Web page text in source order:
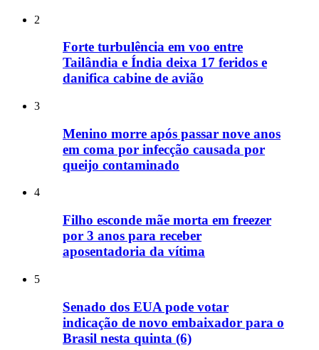
2
Forte turbulência em voo entre
Tailândia e Índia deixa 17 feridos e
danifica cabine de avião
3
Menino morre após passar nove anos
em coma por infecção causada por
queijo contaminado
4
Filho esconde mãe morta em freezer
por 3 anos para receber
aposentadoria da vítima
5
Senado dos EUA pode votar
indicação de novo embaixador para o
Brasil nesta quinta (6)